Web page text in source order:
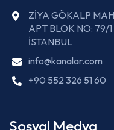
ZİYA GÖKALP
APT BLOK NO: 79/
İSTANBUL
info@kanalar.com
+90 552 326 51 60
Sosyal Medya